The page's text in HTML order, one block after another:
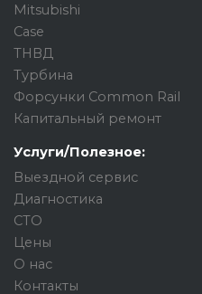
Mitsubishi
Case
ТНВД
Турбина
Форсунки Common Rail
Капитальный ремонт
Услуги/Полезное:
Выездной сервис
Диагностика
СТО
Цены
О нас
Контакты